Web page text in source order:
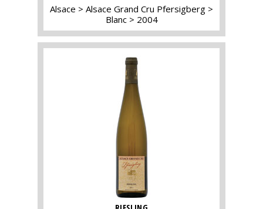
Alsace
Alsace Grand Cru Pfersigberg
Blanc
2004